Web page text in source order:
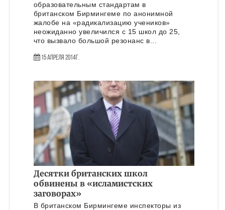
образовательным стандартам в
британском Бирмингеме по анонимной
жалобе на «радикализацию учеников»
неожиданно увеличился с 15 школ до 25,
что вызвало большой резонанс в...
15 Апреля 2014г.
Десятки британских школ
обвинены в «исламистских
заговорах»
В британском Бирмингеме инспекторы из